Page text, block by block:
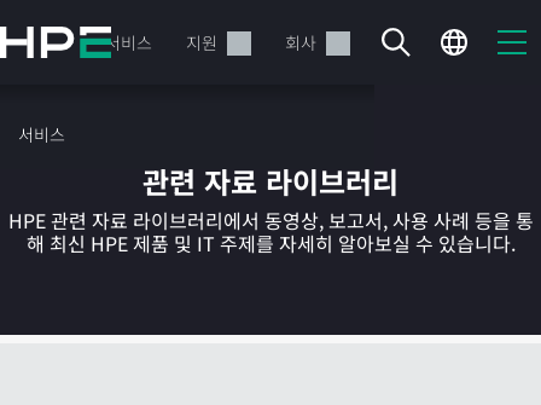
요
뛰
제품 서비스 지원 회사
서비스
현재 장바구니가 비어있습니다
관련 자료 라이브러리
HPE 관련 자료 라이브러리에서 동영상, 보고서, 사용 사례 등을 통
해 최신 HPE 제품 및 IT 주제를 자세히 알아보실 수 있습니다.